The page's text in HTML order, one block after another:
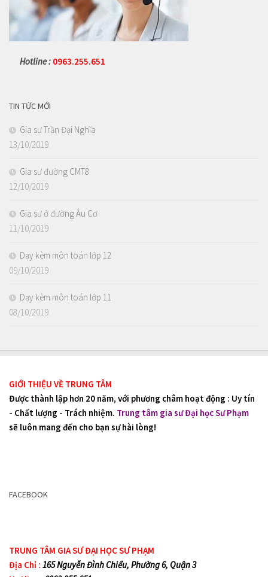
Hotline : 0963.255.651
TIN TỨC MỚI
Gia sư Trần Đại Nghĩa
13/10/2019
Gia sư đường CMT8
12/10/2019
Gia sư ở đường Âu Cơ
11/10/2019
Dạy kèm môn toán lớp 12
09/10/2019
Dạy kèm môn toán lớp 11
08/10/2019
GIỚI THIỆU VỀ TRUNG TÂM
Được thành lập hơn 20 năm, với phương châm hoạt động : Uy tín
- Chất lượng - Trách nhiệm. Trung tâm gia sư Đại học Sư Phạm
sẽ luôn mang đến cho bạn sự hài lòng!
FACEBOOK
TRUNG TÂM GIA SƯ ĐẠI HỌC SƯ PHẠM
Địa Chỉ : 165 Nguyễn Đình Chiểu, Phường 6, Quận 3